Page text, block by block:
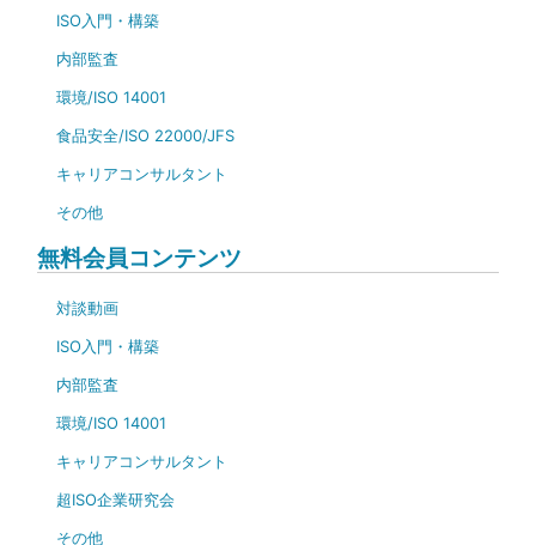
ISO入門・構築
内部監査
環境/ISO 14001
食品安全/ISO 22000/JFS
キャリアコンサルタント
その他
無料会員コンテンツ
対談動画
ISO入門・構築
内部監査
環境/ISO 14001
キャリアコンサルタント
超ISO企業研究会
その他